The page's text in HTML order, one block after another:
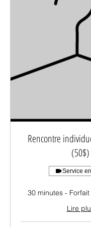
Rencontre
(50$)
Service
30 minutes - Forfait
Lire